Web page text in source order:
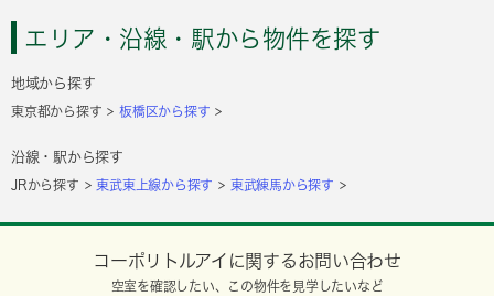
エリア・沿線・駅から物件を探す
地域から探す
東京都から探す 板橋区から探す
沿線・駅から探す
JRから探す 東武東上線から探す 東武練馬から探す
コーポリトルアイに関するお問い合わせ
空室を確認したい、この物件を見学したいなど